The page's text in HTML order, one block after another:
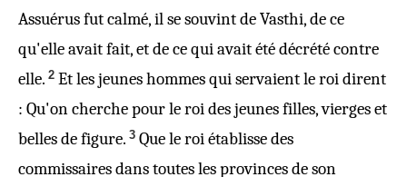
Assuérus fut calmé, il se souvint de Vasthi, de ce
qu'elle avait fait, et de ce qui avait été décrété contre
elle. 2 Et les jeunes hommes qui servaient le roi dirent
: Qu'on cherche pour le roi des jeunes filles, vierges et
belles de figure. 3 Que le roi établisse des
commissaires dans toutes les provinces de son